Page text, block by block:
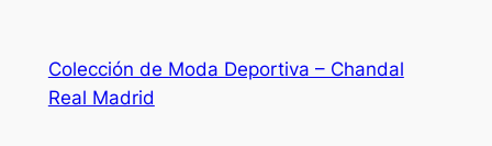
Colección de Moda Deportiva – Chandal
Real Madrid